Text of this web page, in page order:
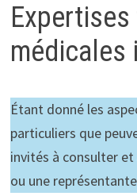
médicales
Étant donné les
particuliers que
invités à consulter
ou une